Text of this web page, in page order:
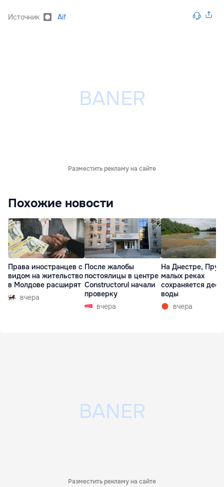
Источник Aif
Разместить рекламу на сайте
Похожие новости
Права иностранцев с
видом на жительство
в Молдове расширят
вчера
После жалобы
постоялицы в центре
Constructorul начали
проверку
вчера
На Днестре,
малых реках
сохраняется
воды
вчера
Разместить рекламу на сайте